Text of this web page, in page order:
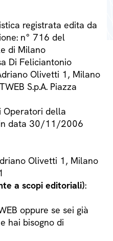
registrata edita da
n° 716 del
di Milano
Di Feliciantonio
Olivetti 1, Milano
S.p.A. Piazza
Operatori della
data 30/11/2006
Olivetti 1, Milano
a scopi editoriali):
oppure se sei già
hai bisogno di